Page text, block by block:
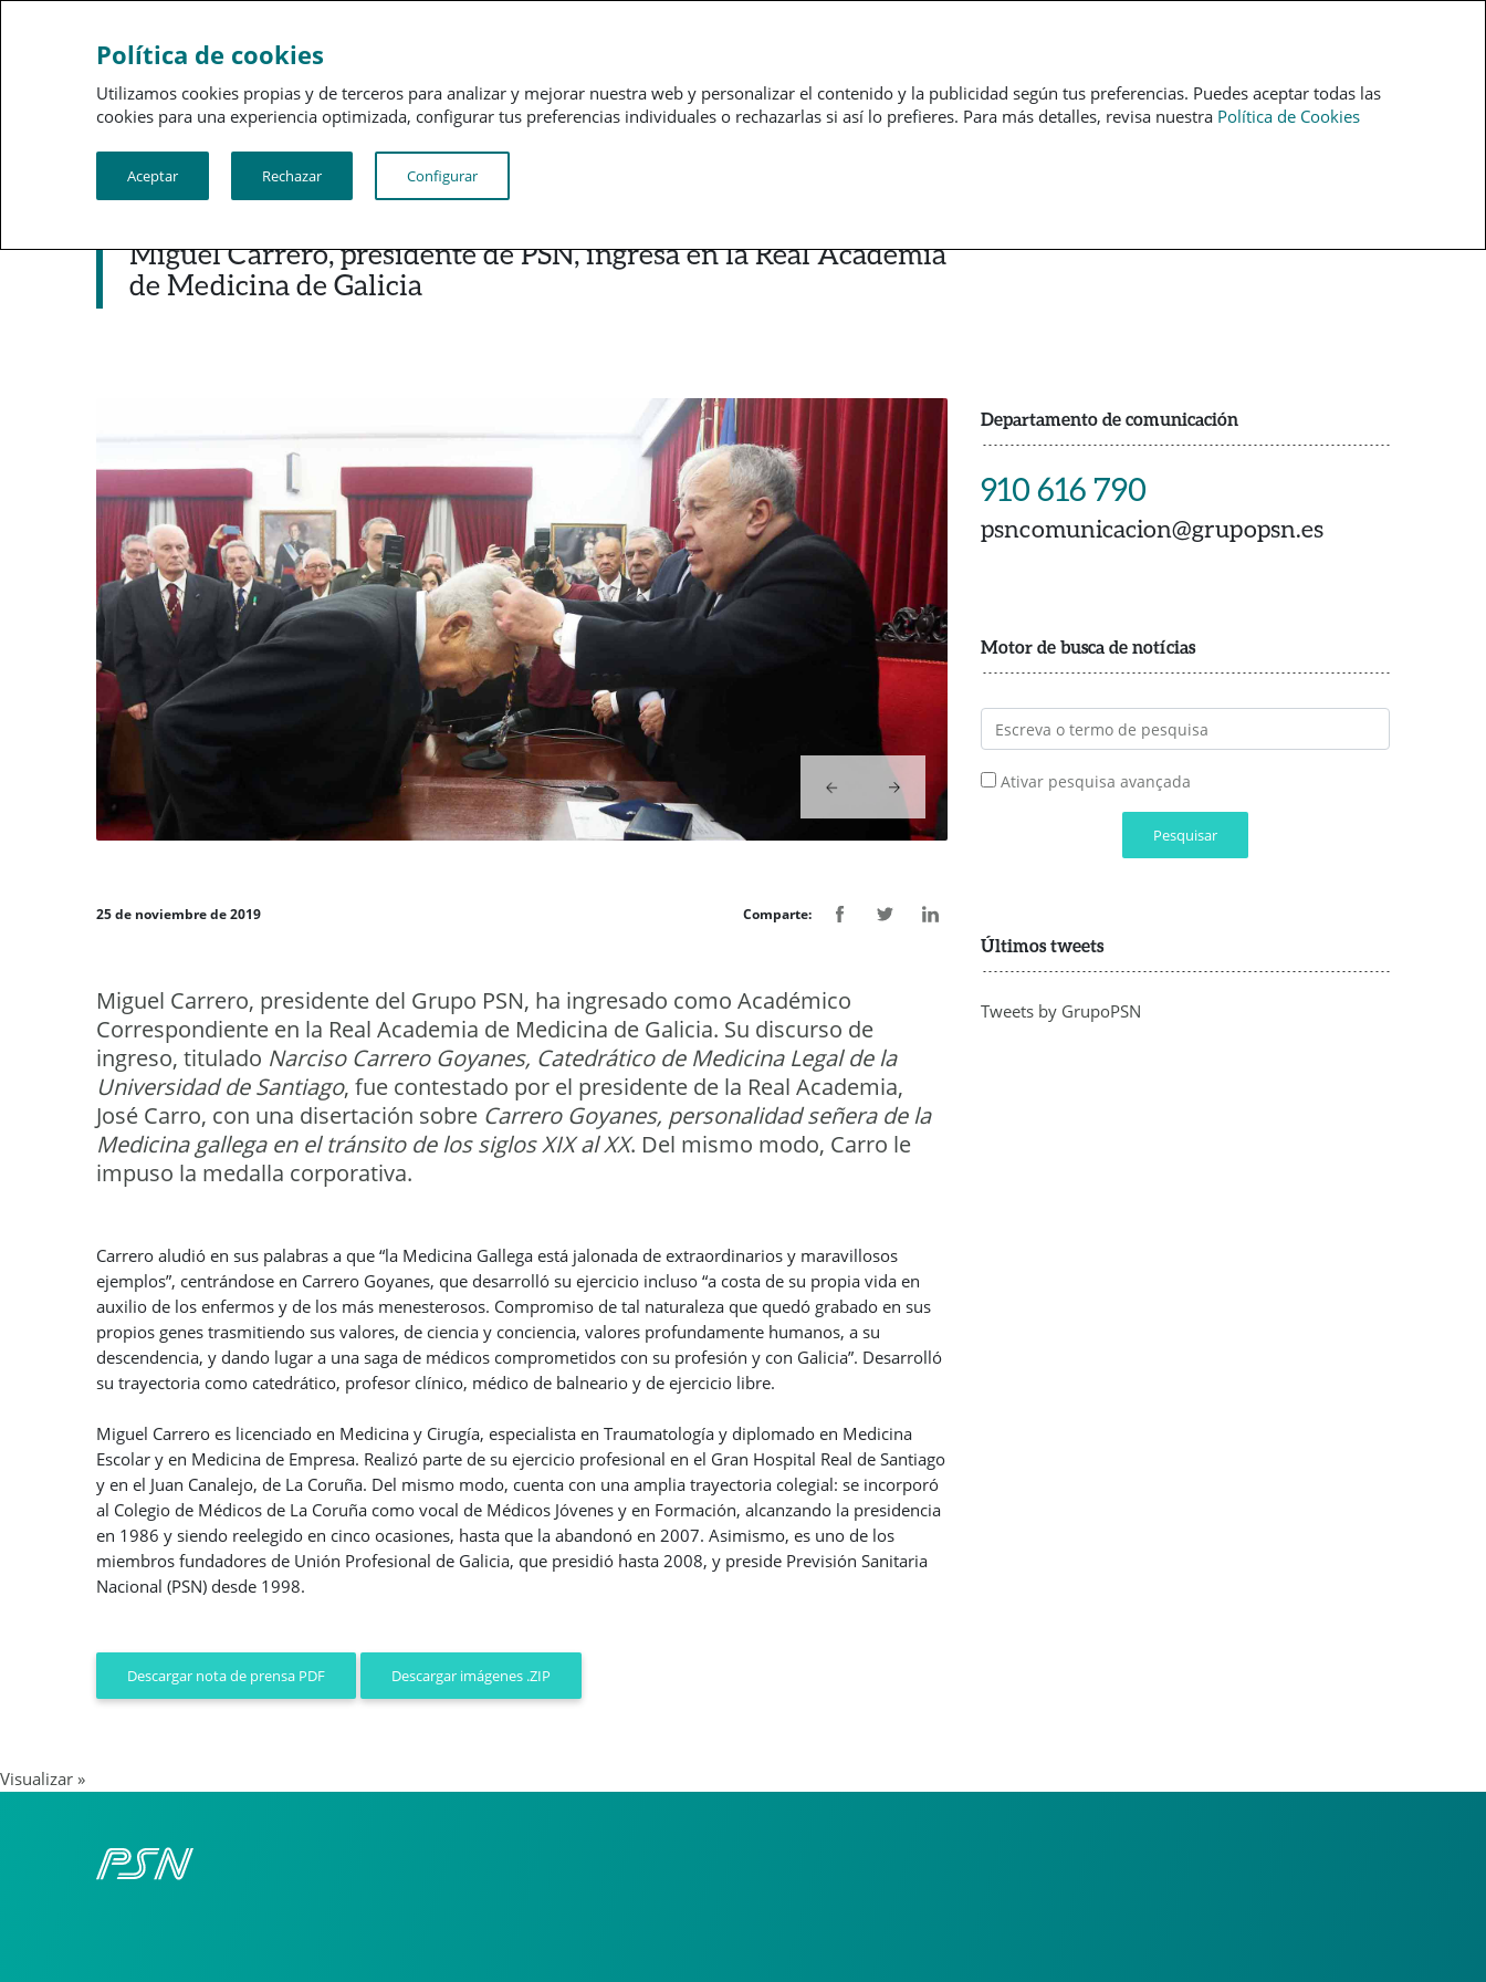
Sobre a PSN
Miguel Carrero, presidente de PSN, ingresa en la Real Academia
de Medicina de Galicia
25 de noviembre de 2019 Comparte:
Miguel Carrero, presidente del Grupo PSN, ha ingresado como Académico
Correspondiente en la Real Academia de Medicina de Galicia. Su discurso de
ingreso, titulado Narciso Carrero Goyanes, Catedrático de Medicina Legal de la
Universidad de Santiago, fue contestado por el presidente de la Real Academia,
José Carro, con una disertación sobre Carrero Goyanes, personalidad señera de la
Medicina gallega en el tránsito de los siglos XIX al XX. Del mismo modo, Carro le
impuso la medalla corporativa.
Carrero aludió en sus palabras a que “la Medicina Gallega está jalonada de extraordinarios y maravillosos
ejemplos”, centrándose en Carrero Goyanes, que desarrolló su ejercicio incluso “a costa de su propia vida en
auxilio de los enfermos y de los más menesterosos. Compromiso de tal naturaleza que quedó grabado en sus
propios genes trasmitiendo sus valores, de ciencia y conciencia, valores profundamente humanos, a su
descendencia, y dando lugar a una saga de médicos comprometidos con su profesión y con Galicia”. Desarrolló
su trayectoria como catedrático, profesor clínico, médico de balneario y de ejercicio libre.
Miguel Carrero es licenciado en Medicina y Cirugía, especialista en Traumatología y diplomado en Medicina
Escolar y en Medicina de Empresa. Realizó parte de su ejercicio profesional en el Gran Hospital Real de Santiago
y en el Juan Canalejo, de La Coruña. Del mismo modo, cuenta con una amplia trayectoria colegial: se incorporó
al Colegio de Médicos de La Coruña como vocal de Médicos Jóvenes y en Formación, alcanzando la presidencia
en 1986 y siendo reelegido en cinco ocasiones, hasta que la abandonó en 2007. Asimismo, es uno de los
miembros fundadores de Unión Profesional de Galicia, que presidió hasta 2008, y preside Previsión Sanitaria
Nacional (PSN) desde 1998.
Descargar nota de prensa PDF Descargar imágenes .ZIP
Departamento de comunicación
910 616 790
psncomunicacion@grupopsn.es
Motor de busca de notícias
Ativar pesquisa avançada
Pesquisar
Últimos tweets
Tweets by GrupoPSN
Visualizar »
Política de cookies
Utilizamos cookies propias y de terceros para analizar y mejorar nuestra web y personalizar el contenido y la publicidad según tus preferencias. Puedes aceptar todas las
cookies para una experiencia optimizada, configurar tus preferencias individuales o rechazarlas si así lo prefieres. Para más detalles, revisa nuestra Política de Cookies
Aceptar Rechazar Configurar